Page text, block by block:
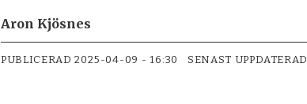
Aron Kjösnes
PUBLICERAD 2025-04-09 - 16:30 SENAST UPPDATERAD